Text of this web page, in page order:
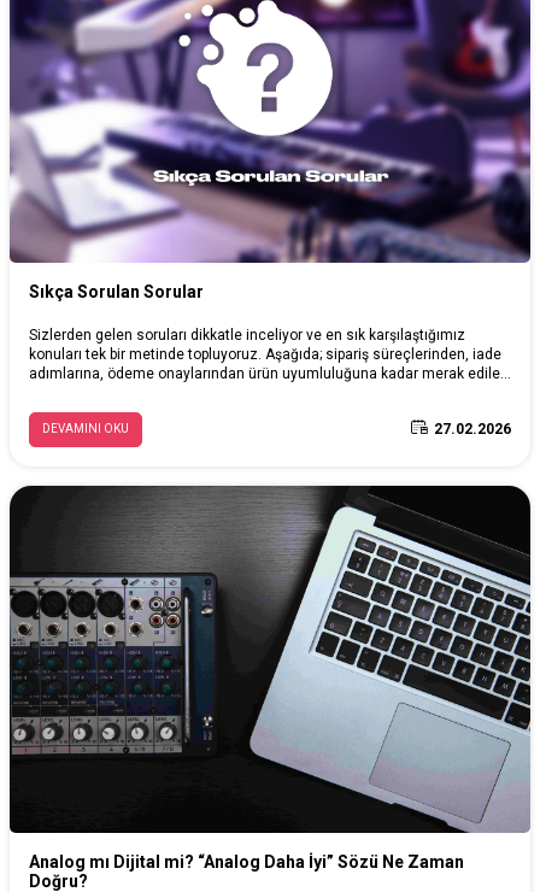
Sıkça Sorulan Sorular
Sizlerden gelen soruları dikkatle inceliyor ve en sık karşılaştığımız
konuları tek bir metinde topluyoruz. Aşağıda; sipariş süreçlerinden, iade
adımlarına, ödeme onaylarından ürün uyumluluğuna kadar merak edilen
DEVAMINI OKU 27.02.2026
Analog mı Dijital mi? “Analog Daha İyi” Sözü Ne Zaman
Doğru?